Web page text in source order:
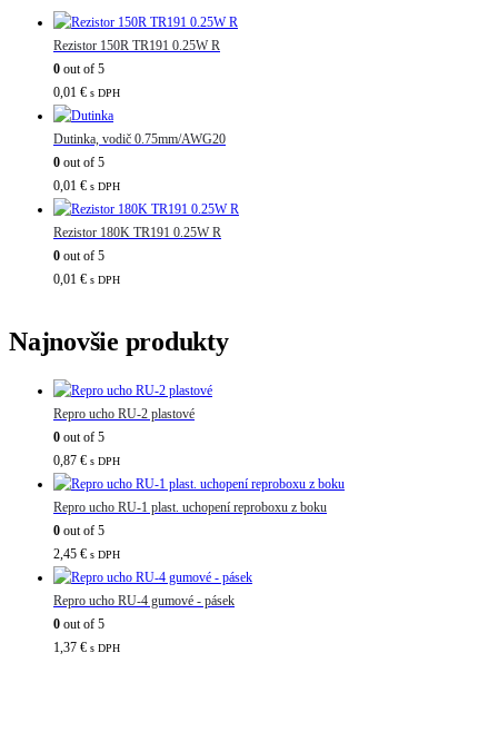
Rezistor 150R TR191 0.25W R
0 out of 5
0,01 € s DPH
Dutinka, vodič 0.75mm/AWG20
0 out of 5
0,01 € s DPH
Rezistor 180K TR191 0.25W R
0 out of 5
0,01 € s DPH
Najnovšie produkty
Repro ucho RU-2 plastové
0 out of 5
0,87 € s DPH
Repro ucho RU-1 plast. uchopení reproboxu z boku
0 out of 5
2,45 € s DPH
Repro ucho RU-4 gumové - pásek
0 out of 5
1,37 € s DPH